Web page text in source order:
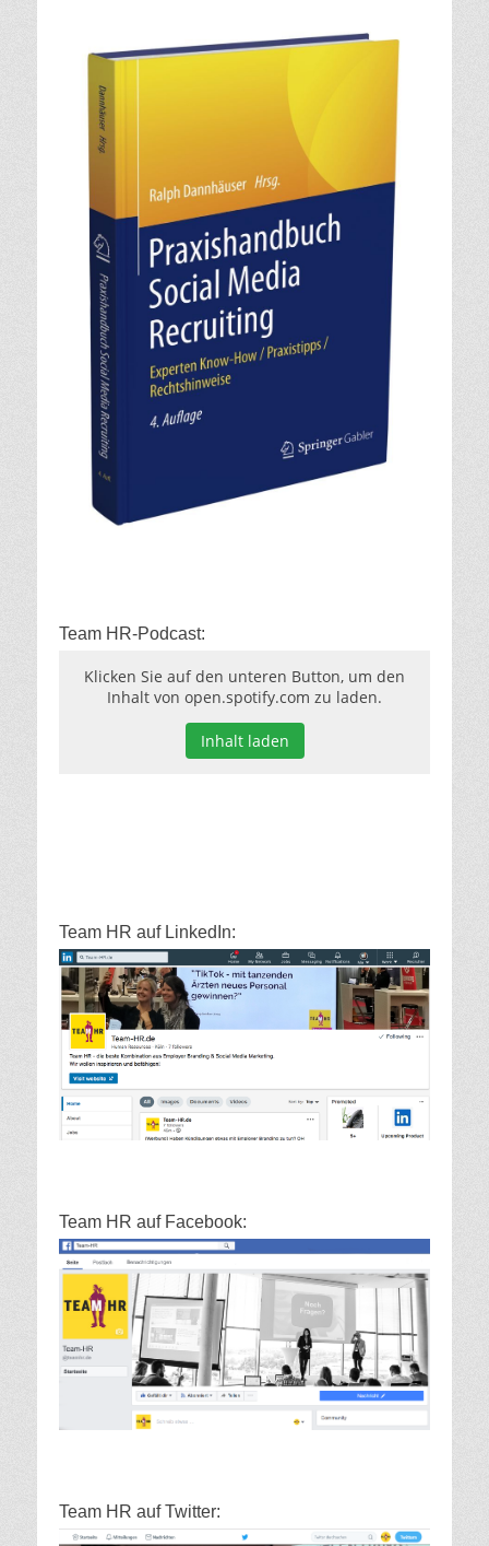
Team HR-Podcast:
Klicken Sie auf den unteren Button, um den
Inhalt von open.spotify.com zu laden.
Inhalt laden
Team HR auf LinkedIn:
Team HR auf Facebook:
Team HR auf Twitter: